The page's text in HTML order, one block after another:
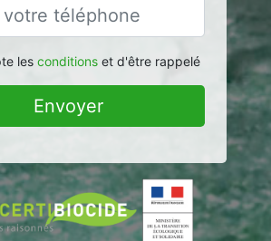
les conditionset d'être rappelé
Envoyer